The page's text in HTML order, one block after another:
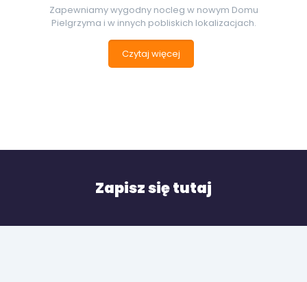
Zapewniamy wygodny nocleg w nowym Domu
Pielgrzyma i w innych pobliskich lokalizacjach.
Czytaj więcej
Zapisz się tutaj